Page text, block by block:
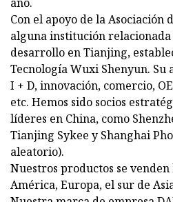
año.
Con el apoyo de la Asociación
alguna institución
desarrollo en Tianjing,
Tecnología Wuxi Shenyun. Su
I + D, innovación, comercio,
etc. Hemos sido socios
líderes en China, como
Tianjing Sykee y Shanghai
aleatorio).
Nuestros productos se
América, Europa, el sur de